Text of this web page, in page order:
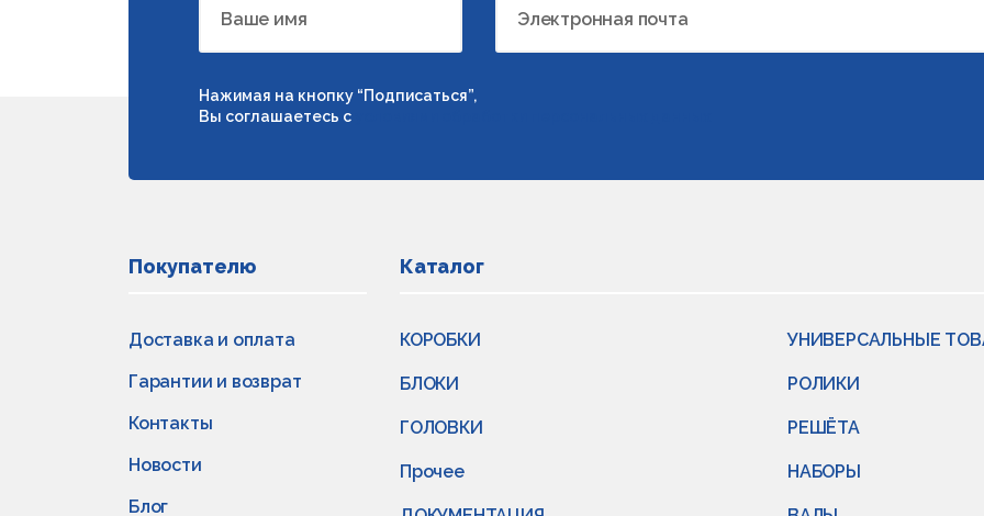
Ваше имя Электронная почта
Нажимая на кнопку “Подписаться”,
Вы соглашаетесь с
Покупателю
Доставка и оплата
Гарантии и возврат
Контакты
Новости
Блог
Каталог
КОРОБКИ
БЛОКИ
ГОЛОВКИ
Прочее
УНИВЕРСАЛЬНЫЕ
РОЛИКИ
РЕШЁТА
НАБОРЫ